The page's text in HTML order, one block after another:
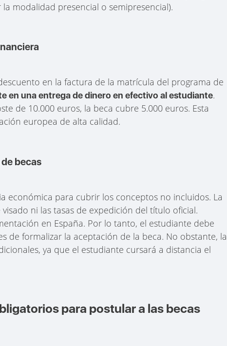
modalidad presencial o semipresencial).
en la factura de la matrícula del programa de
en una entrega de dinero en efectivo al estudiante.
de 10.000 euros, la beca cubre 5.000 euros. Esta
europea de alta calidad.
becas
económica para cubrir los conceptos no incluidos. La
ni las tasas de expedición del título oficial.
en España. Por lo tanto, el estudiante debe
de formalizar la aceptación de la beca. No obstante, la
ya que el estudiante cursará a distancia el
para postular a las becas